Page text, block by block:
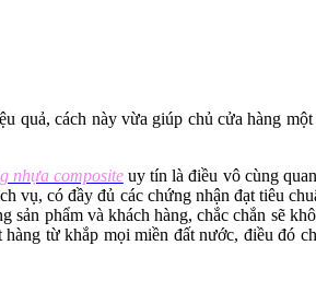
cách này vừa giúp chủ cửa hàng
nhựa compositeuy tín là điều vô cùng
vụ, có đầy đủ các chứng nhận đạt tiêu
phẩm và khách hàng, chắc chắn sẽ
từ khắp mọi miền đất nước, điều đó